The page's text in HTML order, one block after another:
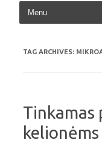
TAG ARCHIVES:
Tinkamas
kelionėms